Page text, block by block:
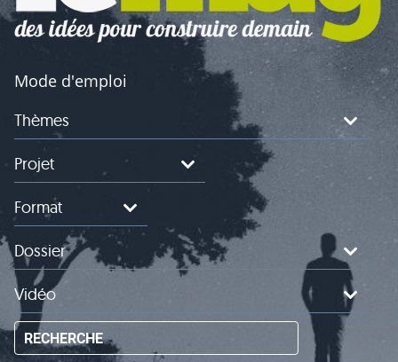
Mode d'emploi
Thèmes
Projet
Format
Dossier
Vidéo
RECHERCHE